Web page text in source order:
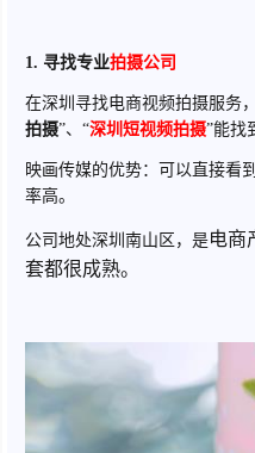
1. 寻找专业拍摄公司
在深圳寻找电商视频拍摄服务
拍摄”、“深圳短视频拍摄”能找
映画传媒的优势：可以直接看
率高。
公司地处深圳南山区，是电商
套都很成熟。